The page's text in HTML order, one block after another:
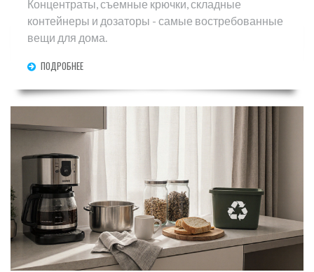
Концентраты, съемные крючки, складные
контейнеры и дозаторы - самые востребованные
вещи для дома.
ПОДРОБНЕЕ